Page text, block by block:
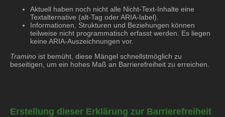
Aktuell haben noch nicht alle Nicht-Text-Inhalte eine
Textalternative (alt-Tag oder ARIA-label).
Informationen, Strukturen und Beziehungen können
teilweise nicht programmatisch erfasst werden. Es liegen
keine ARIA-Auszeichnungen vor.
Tramino ist bemüht, diese Mängel schnellstmöglich zu
beseitigen, um ein hohes Maß an Barrierefreiheit zu erreichen.
Erstellung dieser Erklärung zur Barrierefreiheit